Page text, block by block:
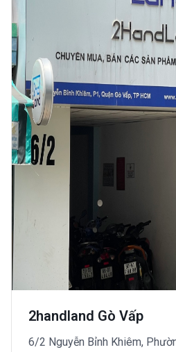
2handland Gò Vấp
6/2 Nguyễn Bỉnh Khiêm,